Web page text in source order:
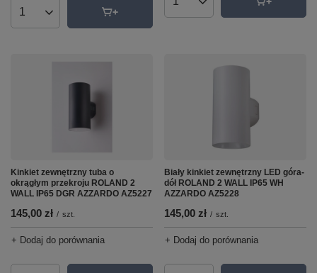
Ilość produktów
Ilość produktów
Kinkiet zewnętrzny tuba o
okrągłym przekroju ROLAND 2
WALL IP65 DGR AZZARDO AZ5227
145,00 zł / szt.
+ Dodaj do porównania
Biały kinkiet zewnętrzny LED góra-
dół ROLAND 2 WALL IP65 WH
AZZARDO AZ5228
145,00 zł / szt.
+ Dodaj do porównania